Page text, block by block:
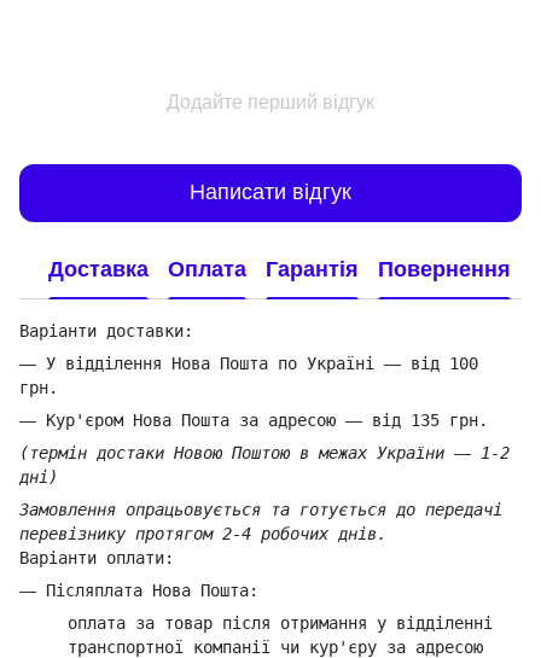
Додайте перший відгук
Написати відгук
Доставка Оплата Гарантія Повернення
Варіанти доставки:
— У відділення Нова Пошта по Україні — від 100
грн.
— Кур'єром Нова Пошта за адресою — від 135 грн.
(термін достаки Новою Поштою в межах України — 1-2
дні)
Замовлення опрацьовується та готується до передачі
перевізнику протягом 2-4 робочих днів.
Варіанти оплати:
— Післяплата Нова Пошта:
оплата за товар після отримання у відділенні
транспортної компанії чи кур'єру за адресою